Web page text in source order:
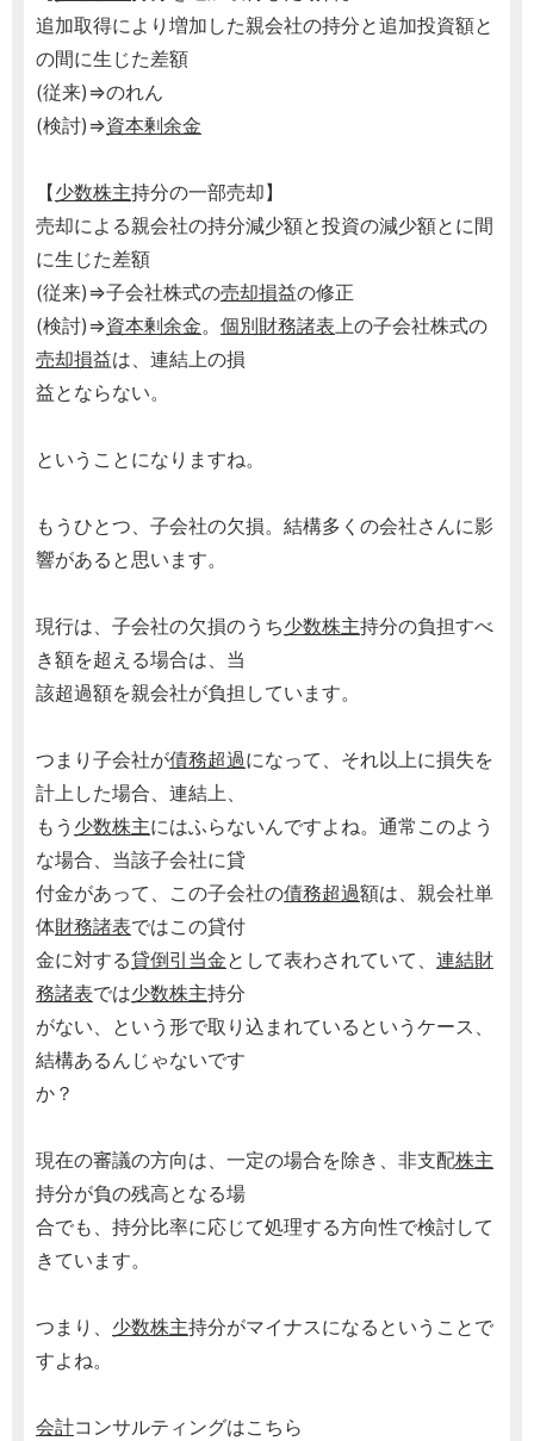
追加取得により増加した親会社の持分と追加投資額と
の間に生じた差額
(従来)⇒のれん
(検討)⇒資本剰余金
【少数株主持分の一部売却】
売却による親会社の持分減少額と投資の減少額とに間
に生じた差額
(従来)⇒子会社株式の売却損益の修正
(検討)⇒資本剰余金。 個別財務諸表上の子会社株式の
売却損益は、連結上の損
益とならない。
ということになりますね。
もうひとつ、子会社の欠損。結構多くの会社さんに影
響があると思います。
現行は、子会社の欠損のうち少数株主持分の負担すべ
き額を超える場合は、当
該超過額を親会社が負担しています。
つまり子会社が債務超過になって、それ以上に損失を
計上した場合、連結上、
もう 少数株主にはふらないんですよね。通常このよう
な場合、当該子会社に貸
付金があって、この子会社の債務超過額は、親会社単
体財務諸表ではこの貸付
金に対する貸倒引当金として表わされていて、 連結財
務諸表では少数株主持分
がない、という形で取り込まれているというケース、
結構あるんじゃないです
か？
現在の審議の方向は、一定の場合を除き、非支配株主
持分が負の残高となる場
合でも、持分比率に応じて処理する方向性で検討して
きています。
つまり、 少数株主持分がマイナスになるということで
すよね。
会計コンサルティングはこちら